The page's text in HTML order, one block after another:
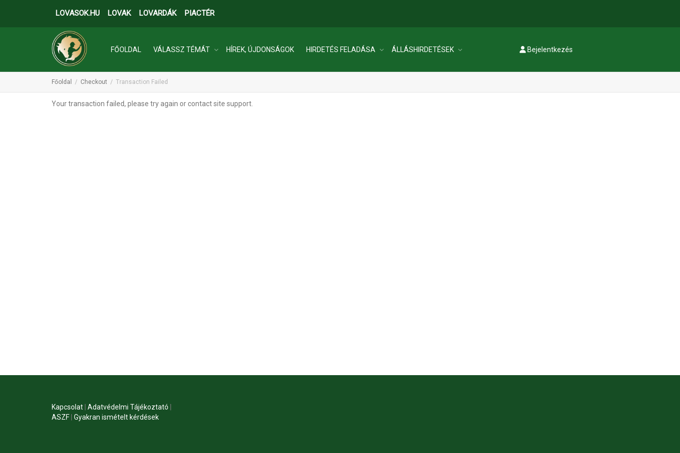
LOVASOK.HU LOVAK LOVARDÁK PIACTÉR
FŐOLDAL VÁLASSZ TÉMÁT HÍREK, ÚJDONSÁGOK HIRDETÉS FELADÁSA ÁLLÁSHIRDETÉSEK
INGATLANOK
Bejelentkezés
Regisztráció
Főoldal Checkout Transaction Failed
Your transaction failed, please try again or contact site support.
Kapcsolat Adatvédelmi Tájékoztató
ASZF Gyakran ismételt kérdések